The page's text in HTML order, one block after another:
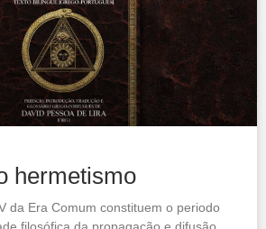
hermetismo
da Era Comum constituem o periodo